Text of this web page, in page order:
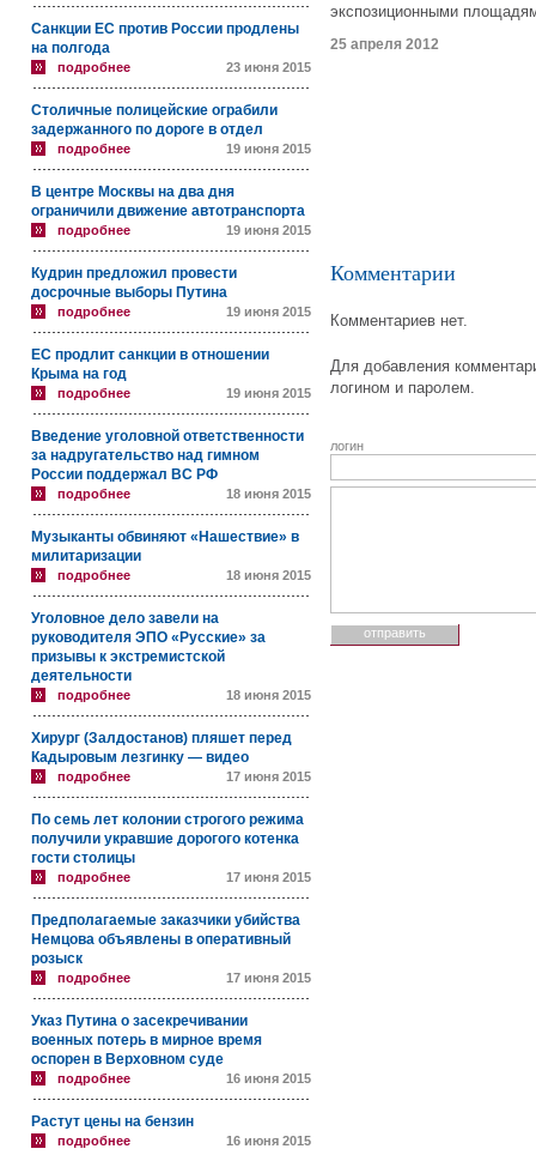
Санкции ЕС против России продлены
на полгода
подробнее 23 июня 2015
Столичные полицейские ограбили
задержанного по дороге в отдел
подробнее 19 июня 2015
В центре Москвы на два дня
ограничили движение автотранспорта
подробнее 19 июня 2015
Кудрин предложил провести
досрочные выборы Путина
подробнее 19 июня 2015
ЕС продлит санкции в отношении
Крыма на год
подробнее 19 июня 2015
Введение уголовной ответственности
за надругательство над гимном
России поддержал ВС РФ
подробнее 18 июня 2015
Музыканты обвиняют «Нашествие» в
милитаризации
подробнее 18 июня 2015
Уголовное дело завели на
руководителя ЭПО «Русские» за
призывы к экстремистской
деятельности
подробнее 18 июня 2015
Хирург (Залдостанов) пляшет перед
Кадыровым лезгинку — видео
подробнее 17 июня 2015
По семь лет колонии строгого режима
получили укравшие дорогого котенка
гости столицы
подробнее 17 июня 2015
Предполагаемые заказчики убийства
Немцова объявлены в оперативный
розыск
подробнее 17 июня 2015
Указ Путина о засекречивании
военных потерь в мирное время
оспорен в Верховном суде
подробнее 16 июня 2015
Растут цены на бензин
подробнее 16 июня 2015
экспозиционными
25 апреля 2012
Комментарии
Комментариев нет.
Для добавления
логином и паролем.
логин